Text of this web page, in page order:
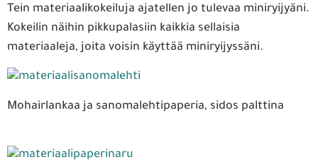
Tein materiaalikokeiluja ajatellen jo tulevaa miniryijyäni.
Kokeilin näihin pikkupalasiin kaikkia sellaisia
materiaaleja, joita voisin käyttää miniryijyssäni.
Mohairlankaa ja sanomalehtipaperia, sidos palttina